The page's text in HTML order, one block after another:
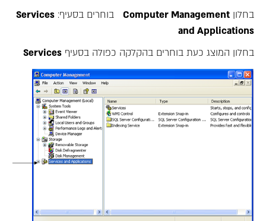
בחלון Computer Management בוחרים בסעיף: Services
and Applications
בחלון המוצג כעת בוחרים בהקלקה כפולה בסעיף Services